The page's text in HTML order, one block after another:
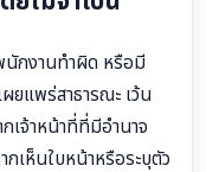
นักงานทำผิด หรือมี
ยแพร่สาธารณะ เว้น
เจ้าหน้าที่ที่มีอำนาจ
เห็นใบหน้าหรือระบุตัว